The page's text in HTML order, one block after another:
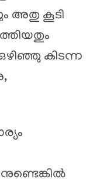
അതു കൂടി
കിടന്ന